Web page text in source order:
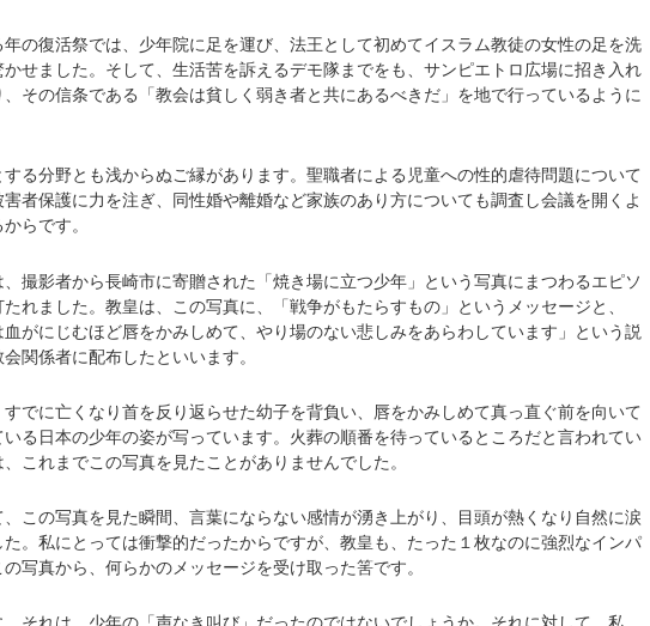
の復活祭では、少年院に足を運び、法王として初めてイスラム教徒の女性の足を洗
かせました。そして、生活苦を訴えるデモ隊までをも、サンピエトロ広場に招き入れ
、その信条である「教会は貧しく弱き者と共にあるべきだ」を地で行っているように
る分野とも浅からぬご縁があります。聖職者による児童への性的虐待問題について
者保護に力を注ぎ、同性婚や離婚など家族のあり方についても調査し会議を開くよ
らです。
撮影者から長崎市に寄贈された「焼き場に立つ少年」という写真にまつわるエピソ
れました。教皇は、この写真に、「戦争がもたらすもの」というメッセージと、
血がにじむほど唇をかみしめて、やり場のない悲しみをあらわしています」という説
関係者に配布したといいます。
でに亡くなり首を反り返らせた幼子を背負い、唇をかみしめて真っ直ぐ前を向いて
る日本の少年の姿が写っています。火葬の順番を待っているところだと言われてい
、これまでこの写真を見たことがありませんでした。
この写真を見た瞬間、言葉にならない感情が湧き上がり、目頭が熱くなり自然に涙
。私にとっては衝撃的だったからですが、教皇も、たった１枚なのに強烈なインパ
写真から、何らかのメッセージを受け取った筈です。